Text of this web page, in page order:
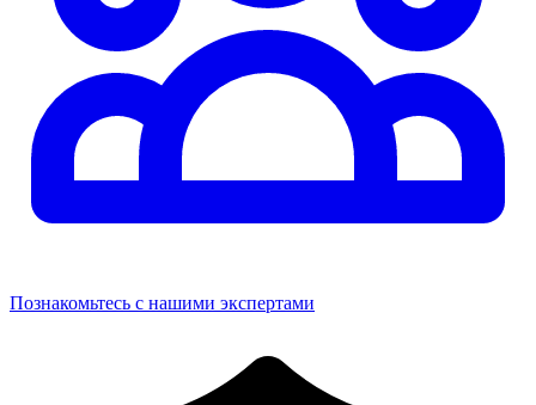
Познакомьтесь с нашими экспертами